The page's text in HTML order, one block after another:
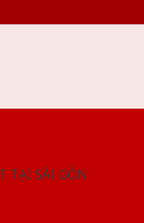
TẠI SÀI GÒN